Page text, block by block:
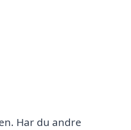
Har du andre